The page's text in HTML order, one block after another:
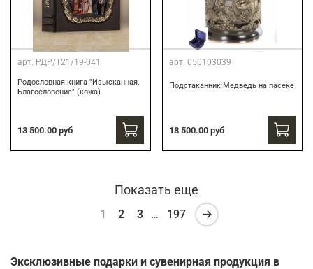
арт. РДР/Т21/19-041
Родословная книга "Изысканная.
Благословение" (кожа)
13 500.00 руб
арт. 050103039
Подстаканник Медведь на пасеке
18 500.00 руб
Показать еще
1 2 3 … 197
Эксклюзивные подарки и сувенирная продукция в